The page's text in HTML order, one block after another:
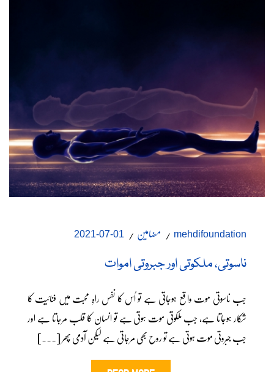
mehdifoundation مضامین 01-07-2021
ناسوتی، ملکوتی اور جبروتی اموات
جب ناسوتی موت واقع ہوجاتی ہے تو اُس کا نفس راہِ محبت میں فنائیت کا
شکار ہوجاتا ہے، جب ملکوتی موت ہوتی ہے تو انسان کا قلب مرجاتا ہے اور
جب جبروتی موت ہوتی ہے تو روح بھی مرجاتی ہے لیکن آدمی پھر [...]